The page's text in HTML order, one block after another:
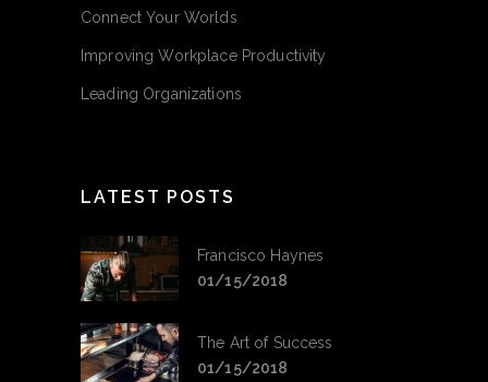
Connect Your Worlds
Improving Workplace Productivity
Leading Organizations
LATEST POSTS
Francisco Haynes
01/15/2018
The Art of Success
01/15/2018